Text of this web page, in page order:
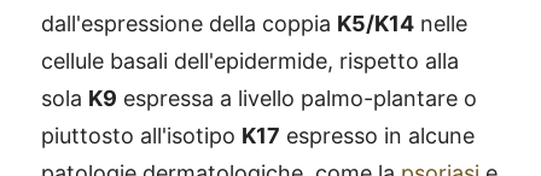
dall'espressione della coppia K5/K14 nelle
cellule basali dell'epidermide, rispetto alla
sola K9 espressa a livello palmo-plantare o
piuttosto all'isotipo K17 espresso in alcune